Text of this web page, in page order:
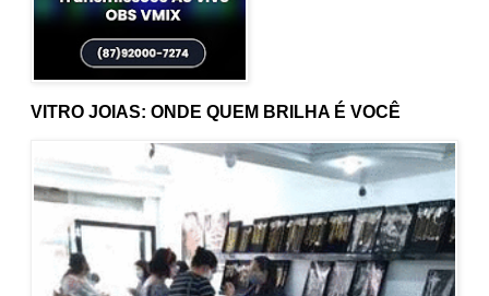
VITRO JOIAS: ONDE QUEM BRILHA É VOCÊ